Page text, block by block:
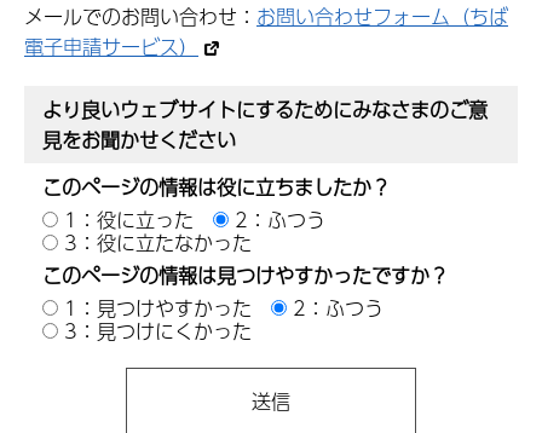
メールでのお問い合わせ： お問い合わせフォーム（ちば
電子申請サービス）
より良いウェブサイトにするためにみなさまのご意
見をお聞かせください
このページの情報は役に立ちましたか？
1：役に立った
2：ふつう
3：役に立たなかった
このページの情報は見つけやすかったですか？
1：見つけやすかった
2：ふつう
3：見つけにくかった